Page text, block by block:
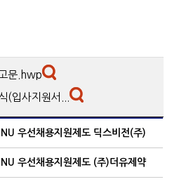
문.hwp
(입사지원서...
우선채용지원제도 딕스비전(주)
우선채용지원제도 (주)더유제약